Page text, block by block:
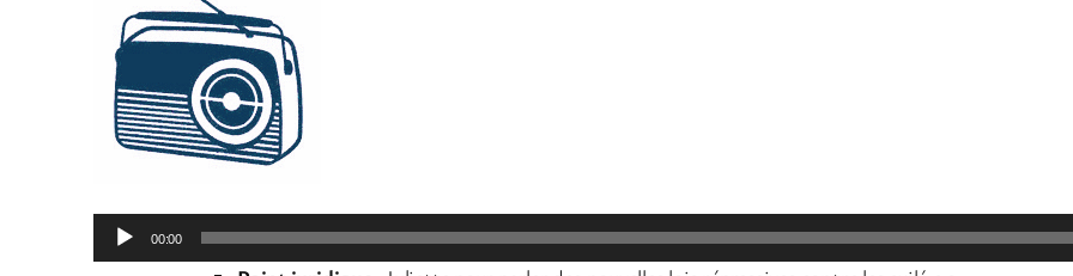
Lecteur
audio
00:00